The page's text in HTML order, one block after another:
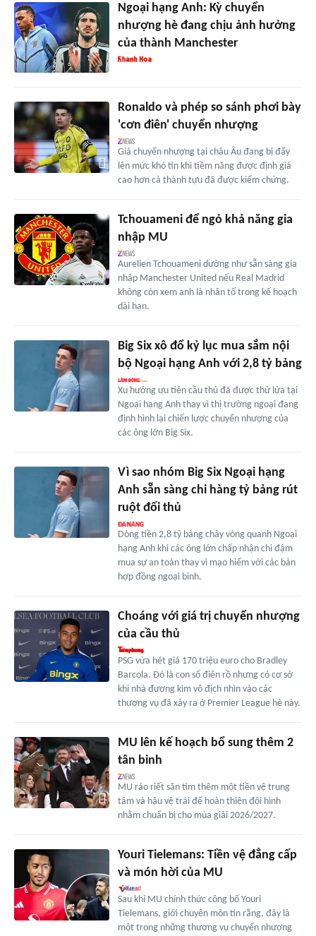
Ngoại hạng Anh: Kỳ chuyển
nhượng hè đang chịu ảnh hưởng
của thành Manchester
Ronaldo và phép so sánh phơi bày
'cơn điên' chuyển nhượng
Giá chuyển nhượng tại châu Âu đang bị đẩy
lên mức khó tin khi tiềm năng được định giá
cao hơn cả thành tựu đã được kiểm chứng.
Tchouameni để ngỏ khả năng gia
nhập MU
Aurelien Tchouameni dường như sẵn sàng gia
nhập Manchester United nếu Real Madrid
không còn xem anh là nhân tố trong kế hoạch
dài hạn.
Big Six xô đổ kỷ lục mua sắm nội
bộ Ngoại hạng Anh với 2,8 tỷ bảng
Xu hướng ưu tiên cầu thủ đã được thử lửa tại
Ngoại hạng Anh thay vì thị trường ngoại đang
định hình lại chiến lược chuyển nhượng của
các ông lớn Big Six.
Vì sao nhóm Big Six Ngoại hạng
Anh sẵn sàng chi hàng tỷ bảng rút
ruột đối thủ
Dòng tiền 2,8 tỷ bảng chảy vòng quanh Ngoại
hạng Anh khi các ông lớn chấp nhận chi đậm
mua sự an toàn thay vì mạo hiểm với các bản
hợp đồng ngoại binh.
Choáng với giá trị chuyển nhượng
của cầu thủ
PSG vừa hét giá 170 triệu euro cho Bradley
Barcola. Đó là con số điên rồ nhưng có cơ sở
khi nhà đương kim vô địch nhìn vào các
thương vụ đã xảy ra ở Premier League hè này.
MU lên kế hoạch bổ sung thêm 2
tân binh
MU ráo riết săn tìm thêm một tiền vệ trung
tâm và hậu vệ trái để hoàn thiện đội hình
nhằm chuẩn bị cho mùa giải 2026/2027.
Youri Tielemans: Tiền vệ đẳng cấp
và món hời của MU
Sau khi MU chính thức công bố Youri
Tielemans, giới chuyên môn tin rằng, đây là
một trong những thương vụ chuyển nhượng